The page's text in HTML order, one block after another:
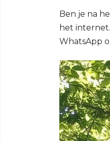
Ben je na
het
WhatsApp